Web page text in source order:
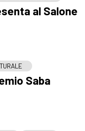
al Salone
Saba